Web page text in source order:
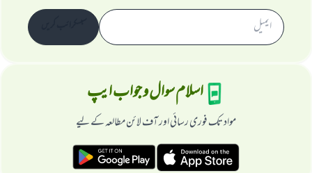
اسلام سوال و جواب ایپ
مواد تک فوری رسائی اور آف لائن مطالعہ کے لیے